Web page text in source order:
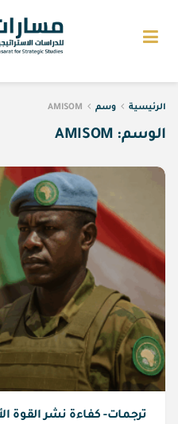
الرئيسية وسم AMISOM
الوسم: AMISOM
ترجمات- كفاءة نشر القوة